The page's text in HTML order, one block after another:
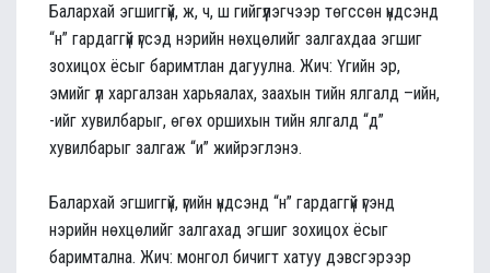
Балархай эгшиггүй, ж, ч, ш гийгүүлэгчээр төгссөн үндсэнд
“н” гардаггүй үгсэд нэрийн нөхцөлийг залгахдаа эгшиг
зохицох ёсыг баримтлан дагуулна. Жич: Үгийн эр,
эмийг үл харгалзан харьяалах, заахын тийн ялгалд –ийн,
-ийг хувилбарыг, өгөх оршихын тийн ялгалд “д”
хувилбарыг залгаж “и” жийрэглэнэ.
Балархай эгшиггүй, үгийн үндсэнд “н” гардаггүй үгэнд
нэрийн нөхцөлийг залгахад эгшиг зохицох ёсыг
баримтална. Жич: монгол бичигт хатуу дэвсгэрээр